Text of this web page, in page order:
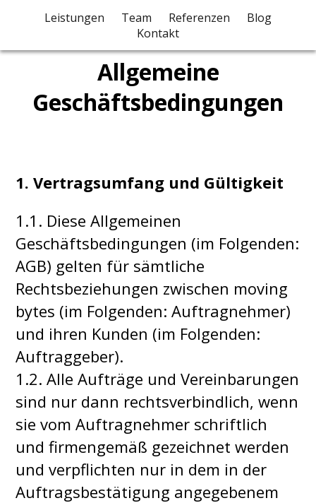
Leistungen Team Referenzen
Blog
Kontakt
Allgemeine
Geschäftsbedingungen
1. Vertragsumfang und Gültigkeit
1.1. Diese Allgemeinen
Geschäftsbedingungen (im Folgenden:
AGB) gelten für sämtliche
Rechtsbeziehungen zwischen moving
bytes (im Folgenden: Auftragnehmer)
und ihren Kunden (im Folgenden:
Auftraggeber).
1.2. Alle Aufträge und Vereinbarungen
sind nur dann rechtsverbindlich, wenn
sie vom Auftragnehmer schriftlich
und firmengemäß gezeichnet werden
und verpflichten nur in dem in der
Auftragsbestätigung angegebenem